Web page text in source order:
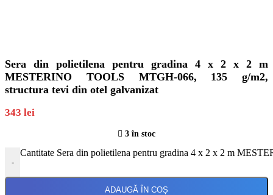
Sera din polietilena pentru gradina 4 x 2 x 2 m
MESTERINO TOOLS MTGH-066, 135 g/m2,
structura tevi din otel galvanizat
343 lei
3 în stoc
-
Cantitate Sera din polietilena pentru gradina 4 x 2 x 2 m
ADAUGĂ ÎN COȘ